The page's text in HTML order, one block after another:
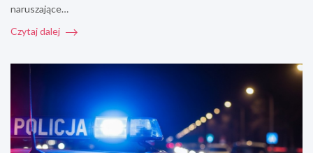
naruszające…
Czytaj dalej